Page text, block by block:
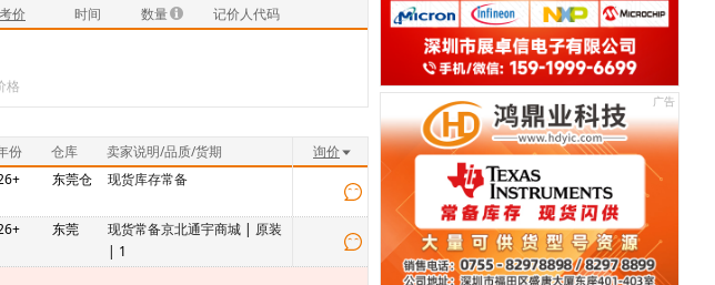
价 时间 数量 记价人代码
格
份 仓库 卖家说明/品质/货期
询价
东莞仓 现货库存常备
东莞 现货常备京北通宇商城 | 原装
| 1